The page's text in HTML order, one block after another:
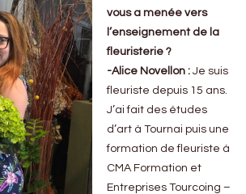
vous a menée vers
l’enseignement de la
fleuristerie ?
-Alice Novellon : Je suis
fleuriste depuis 15 ans.
J’ai fait des études
d’art à Tournai puis une
formation de fleuriste à
CMA Formation et
Entreprises Tourcoing –